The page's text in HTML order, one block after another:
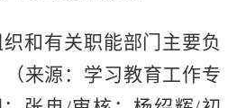
和有关职能部门主要负
来源： 学习教育工作专